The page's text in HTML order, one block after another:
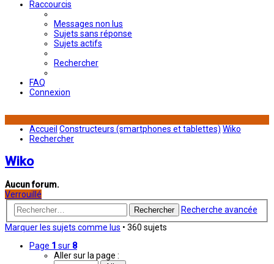
Raccourcis
Messages non lus
Sujets sans réponse
Sujets actifs
Rechercher
FAQ
Connexion
Accueil Constructeurs (smartphones et tablettes) Wiko
Rechercher
Wiko
Aucun forum.
Verrouillé
Rechercher
Recherche avancée
Marquer les sujets comme lus • 360 sujets
Page 1 sur 8
Aller sur la page :